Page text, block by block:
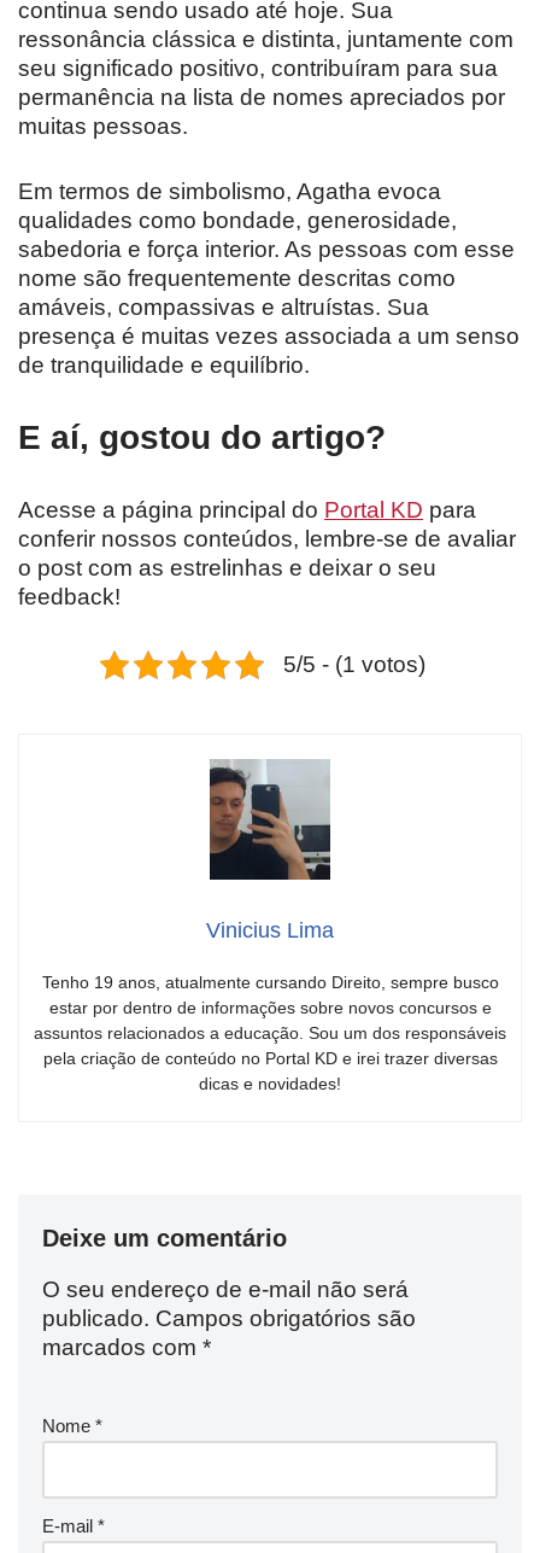
continua sendo usado até hoje. Sua
ressonância clássica e distinta, juntamente com
seu significado positivo, contribuíram para sua
permanência na lista de nomes apreciados por
muitas pessoas.
Em termos de simbolismo, Agatha evoca
qualidades como bondade, generosidade,
sabedoria e força interior. As pessoas com esse
nome são frequentemente descritas como
amáveis, compassivas e altruístas. Sua
presença é muitas vezes associada a um senso
de tranquilidade e equilíbrio.
E aí, gostou do artigo?
Acesse a página principal do Portal KD para
conferir nossos conteúdos, lembre-se de avaliar
o post com as estrelinhas e deixar o seu
feedback!
5/5 - (1 votos)
Vinicius Lima
Tenho 19 anos, atualmente cursando Direito, sempre busco
estar por dentro de informações sobre novos concursos e
assuntos relacionados a educação. Sou um dos responsáveis
pela criação de conteúdo no Portal KD e irei trazer diversas
dicas e novidades!
Deixe um comentário
O seu endereço de e-mail não será
publicado. Campos obrigatórios são
marcados com *
Nome *
E-mail *